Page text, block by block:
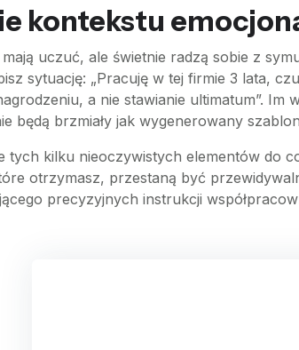
kontekstu
uczuć, ale świetnie radzą sobie z
sytuację: „Pracuję w tej firmie 3 lata,
a nie stawianie ultimatum”. Im
będą brzmiały jak wygenerowany
tych kilku nieoczywistych elementów do
otrzymasz, przestaną być
precyzyjnych instrukcji